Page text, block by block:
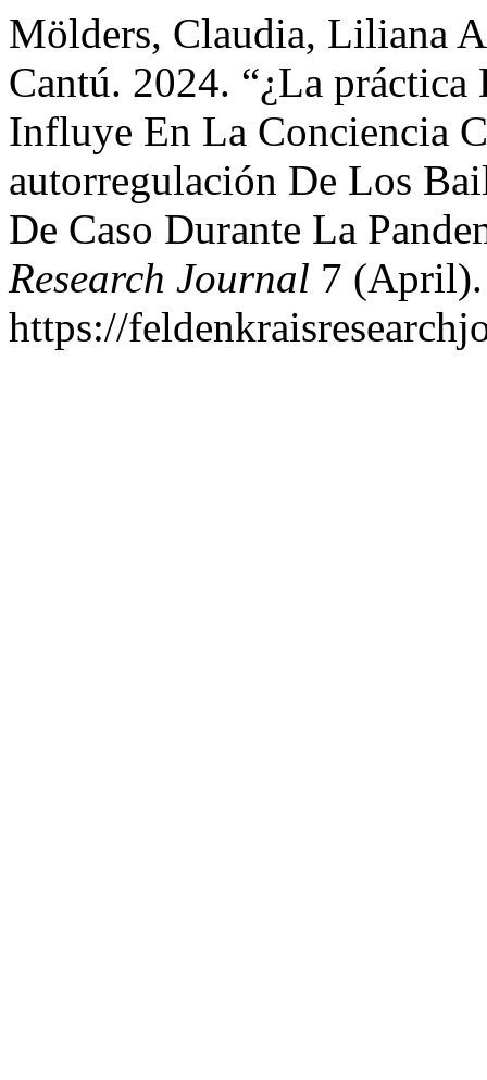
Mölders, Claudia, Liliana
Cantú. 2024. “¿La
Influye En La Conciencia
autorregulación De Los
De Caso Durante La
Research Journal 7 (April).
https://